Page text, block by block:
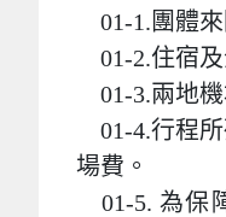
01-1.團體來
01-2.住宿及
01-3.兩地機
01-4.行程所
場費。
01-5. 為保